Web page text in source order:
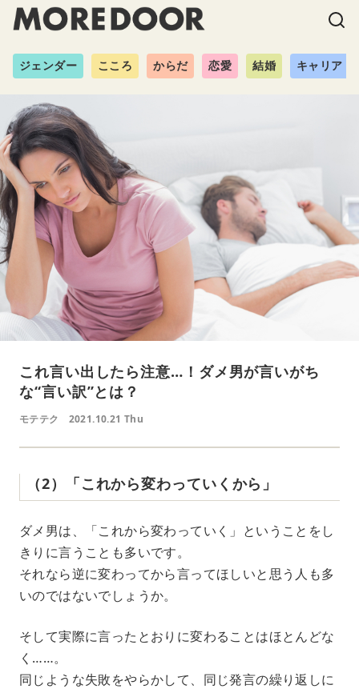
ジェンダー こころ からだ 恋愛 結婚 キャリア
これ言い出したら注意…！ダメ男が言いがち
な“言い訳”とは？
モテテク 2021.10.21 Thu
（2）「これから変わっていくから」
ダメ男は、「これから変わっていく」ということをし
きりに言うことも多いです。
それなら逆に変わってから言ってほしいと思う人も多
いのではないでしょうか。
そして実際に言ったとおりに変わることはほとんどな
く……。
同じような失敗をやらかして、同じ発言の繰り返しに